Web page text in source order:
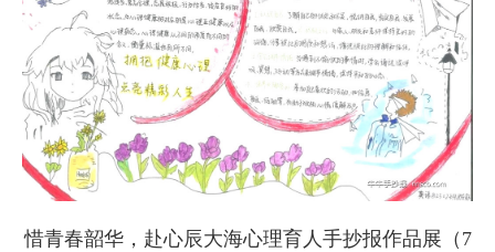
惜青春韶华，赴心辰大海心理育人手抄报作品展（7